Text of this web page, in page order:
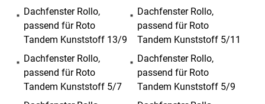
Dachfenster Rollo,
passend für Roto
Tandem Kunststoff 13/9
Dachfenster Rollo,
passend für Roto
Tandem Kunststoff 5/11
Dachfenster Rollo,
passend für Roto
Tandem Kunststoff 5/7
Dachfenster Rollo,
passend für Roto
Tandem Kunststoff 5/9